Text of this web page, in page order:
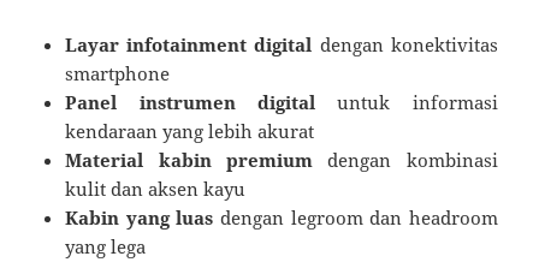
Layar infotainment digital dengan konektivitas
smartphone
Panel instrumen digital untuk informasi
kendaraan yang lebih akurat
Material kabin premium dengan kombinasi
kulit dan aksen kayu
Kabin yang luas dengan legroom dan headroom
yang lega